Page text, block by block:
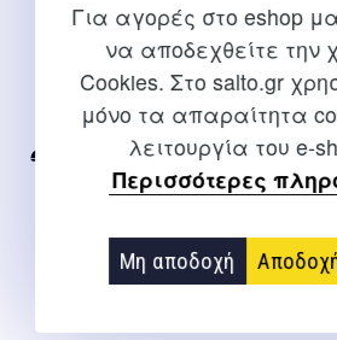
Για αγορές στο eshop
να αποδεχθείτε την
Cookies. Στο salto.gr
μόνο τα απαραίτητα
λειτουργία του e-
Περισσότερες
Μη αποδοχή
ΕΠΙΚΟΙΝΩΝΊΑ
Για διευκρινίσεις και υποστήριξη
Internet
2310 267108
Αγγελάκη 21, Θεσσαλονίκη